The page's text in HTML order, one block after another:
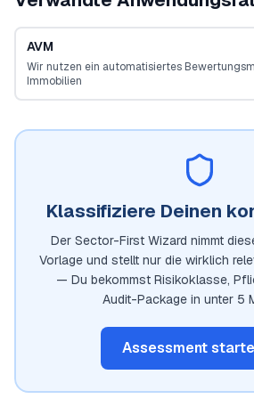
AVM
Wir nutzen ein automatisiertes
Immobilien
Klassifiziere Deinen
Der Sector-First Wizard nimmt
Vorlage und stellt nur die wirklich
— Du bekommst Risikoklasse,
Audit-Package in unter 5
Assessment